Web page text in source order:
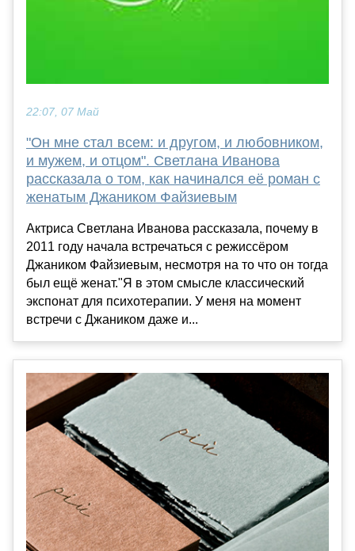
22:07, 07 Май
"Он мне стал всем: и другом, и любовником,
и мужем, и отцом". Светлана Иванова
рассказала о том, как начинался её роман с
женатым Джаником Файзиевым
Актриса Светлана Иванова рассказала, почему в
2011 году начала встречаться с режиссёром
Джаником Файзиевым, несмотря на то что он тогда
был ещё женат."Я в этом смысле классический
экспонат для психотерапии. У меня на момент
встречи с Джаником даже и...